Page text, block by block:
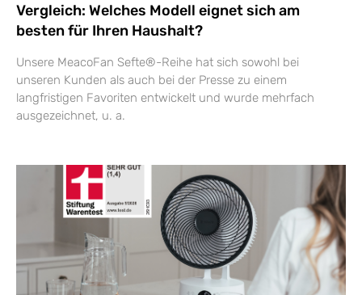
Vergleich: Welches Modell eignet sich am
besten für Ihren Haushalt?
Unsere MeacoFan Sefte®-Reihe hat sich sowohl bei
unseren Kunden als auch bei der Presse zu einem
langfristigen Favoriten entwickelt und wurde mehrfach
ausgezeichnet, u. a.